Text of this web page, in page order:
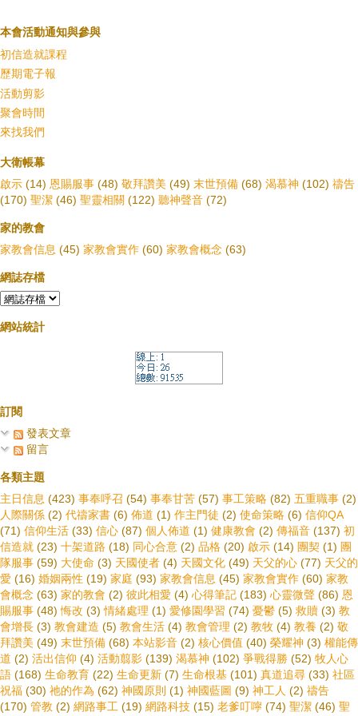
本會活動通知與參與
初信造就課程
歷期電子報
活動剪影
聚會時間
來找我們
大衛帳幕
啟示 (14) 恩賜服事 (48) 敬拜讚美 (49) 末世預備 (68) 渴慕神 (102) 禱告
(170) 聖潔 (46) 聖靈相關 (122) 聽神聲音 (72)
家的教會
家教會信息 (45) 家教會實作 (60) 家教會概念 (63)
網誌存檔
網站統計
訂閱
發表文章
留言
各類主題
主日信息 (423) 事奉呼召 (54) 事奉甘苦 (57) 事工策略 (82) 五重職事 (2)
人際關係 (2) 代禱家書 (6) 佈道 (1) 作主門徒 (2) 使命策略 (6) 信仰QA
(71) 信仰生活 (33) 信心 (87) 個人佈道 (1) 健康教會 (2) 傳福音 (137) 初
信造就 (23) 十架道路 (18) 同心合意 (2) 品格 (20) 啟示 (14) 團契 (1) 團
隊服事 (59) 大使命 (3) 天國使者 (4) 天國文化 (49) 天父的心 (77) 天父的
愛 (16) 婚姻兩性 (19) 家庭 (93) 家教會信息 (45) 家教會實作 (60) 家教
會概念 (63) 家的教會 (2) 彼此相愛 (4) 心得筆記 (183) 心靈微聲 (86) 恩
賜服事 (48) 悔改 (3) 情緒處理 (1) 愛修園學習 (74) 憂鬱 (5) 救贖 (3) 教
會增長 (3) 教會建造 (5) 教會生活 (4) 教會管理 (2) 教牧 (4) 教養 (2) 敬
拜讚美 (49) 末世預備 (68) 本站影音 (2) 核心價值 (40) 榮耀神 (3) 權能傳
道 (2) 活出信仰 (4) 活動翦影 (139) 渴慕神 (102) 爭戰得勝 (52) 牧人心
語 (168) 生命教育 (22) 生命更新 (7) 生命根基 (101) 真道追尋 (33) 社區
祝福 (30) 祂的作為 (62) 神國原則 (1) 神國藍圖 (9) 神工人 (2) 禱告
(170) 管教 (2) 網路事工 (19) 網路科技 (15) 老爹叮嚀 (74) 聖潔 (46) 聖